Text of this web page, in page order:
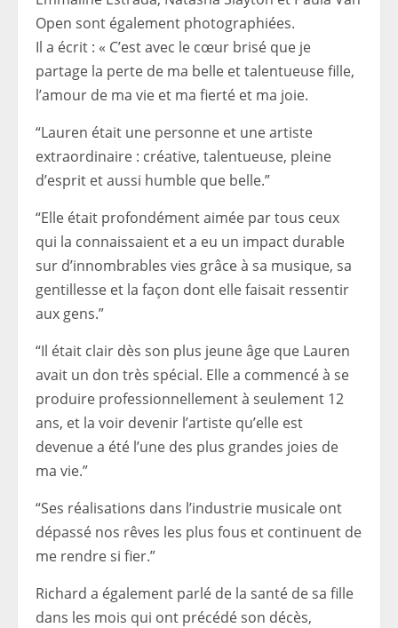
Open sont également photographiées.
Il a écrit : « C’est avec le cœur brisé que je
partage la perte de ma belle et talentueuse fille,
l’amour de ma vie et ma fierté et ma joie.
“Lauren était une personne et une artiste
extraordinaire : créative, talentueuse, pleine
d’esprit et aussi humble que belle.”
“Elle était profondément aimée par tous ceux
qui la connaissaient et a eu un impact durable
sur d’innombrables vies grâce à sa musique, sa
gentillesse et la façon dont elle faisait ressentir
aux gens.”
“Il était clair dès son plus jeune âge que Lauren
avait un don très spécial. Elle a commencé à se
produire professionnellement à seulement 12
ans, et la voir devenir l’artiste qu’elle est
devenue a été l’une des plus grandes joies de
ma vie.”
“Ses réalisations dans l’industrie musicale ont
dépassé nos rêves les plus fous et continuent de
me rendre si fier.”
Richard a également parlé de la santé de sa fille
dans les mois qui ont précédé son décès,